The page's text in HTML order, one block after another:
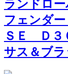
ランドロ
フェンダ
ＳＥ Ｄ
サス＆ブ